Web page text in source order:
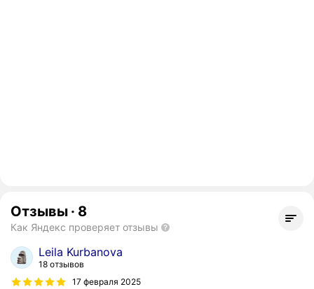
Отзывы · 8
Как Яндекс проверяет отзывы
Leila Kurbanova
18 отзывов
17 февраля 2025